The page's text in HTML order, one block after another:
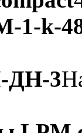
1-k-
ДН-3